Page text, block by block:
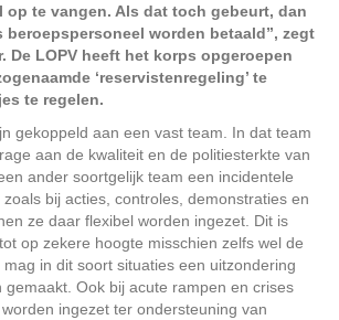
op te vangen. Als dat toch gebeurt, dan
beroepspersoneel worden betaald”, zegt
De LOPV heeft het korps opgeroepen
‘reservistenregeling’ te
te regelen.
gekoppeld aan een vast team. In dat team
aan de kwaliteit en de politiesterkte van
ander soortgelijk team een incidentele
bij acties, controles, demonstraties en
ze daar flexibel worden ingezet. Dit is
op zekere hoogte misschien zelfs wel de
in dit soort situaties een uitzondering
gemaakt. Ook bij acute rampen en crises
ingezet ter ondersteuning van